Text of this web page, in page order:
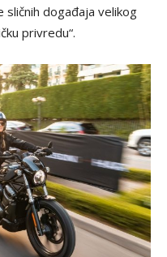
sličnih događaja velikog
privredu“.